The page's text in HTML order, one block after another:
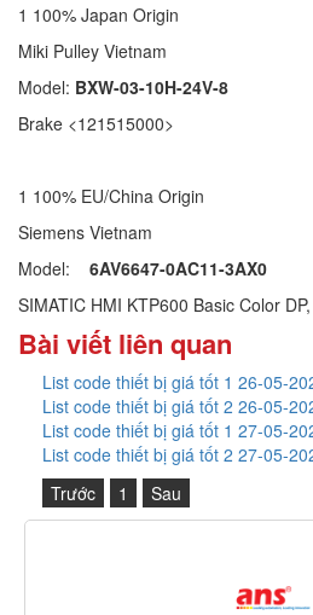
1 100% Japan Origin
Miki Pulley Vietnam
Model: BXW-03-10H-24V-8
Brake <121515000>
1 100% EU/China Origin
Siemens Vietnam
Model: 6AV6647-0AC11-3AX0
SIMATIC HMI KTP600 Basic Color
Bài viết liên quan
List code thiết bị giá tốt 1 26-05-
List code thiết bị giá tốt 2 26-05-
List code thiết bị giá tốt 1 27-05-
List code thiết bị giá tốt 2 27-05-
Trước
1 Sau